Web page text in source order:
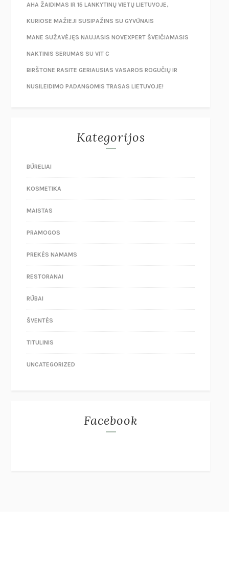
AHA ŽAIDIMAS IR 15 LANKYTINŲ VIETŲ LIETUVOJE,
KURIOSE MAŽIEJI SUSIPAŽINS SU GYVŪNAIS
MANE SUŽAVĖJĘS NAUJASIS NOVEXPERT ŠVEIČIAMASIS
NAKTINIS SERUMAS SU VIT C
BIRŠTONE RASITE GERIAUSIAS VASAROS ROGUČIŲ IR
NUSILEIDIMO PADANGOMIS TRASAS LIETUVOJE!
Kategorijos
BŪRELIAI
KOSMETIKA
MAISTAS
PRAMOGOS
PREKĖS NAMAMS
RESTORANAI
RŪBAI
ŠVENTĖS
TITULINIS
UNCATEGORIZED
Facebook